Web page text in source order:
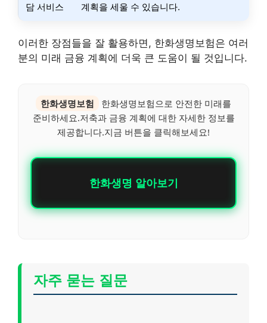
담 서비스
계획을 세울 수 있습니다.
이러한 장점들을 잘 활용하면, 한화생명보험은 여러
분의 미래 금융 계획에 더욱 큰 도움이 될 것입니다.
한화생명보험
한화생명보험으로 안전한 미래를
준비하세요.저축과 금융 계획에 대한 자세한 정보를
제공합니다.지금 버튼을 클릭해보세요!
한화생명 알아보기
자주 묻는 질문